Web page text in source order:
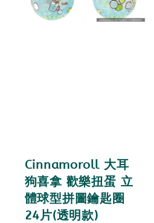
Cinnamoroll 大耳
狗喜拿 歡樂扭蛋 立
體球型拼圖鑰匙圈
24片(透明款)